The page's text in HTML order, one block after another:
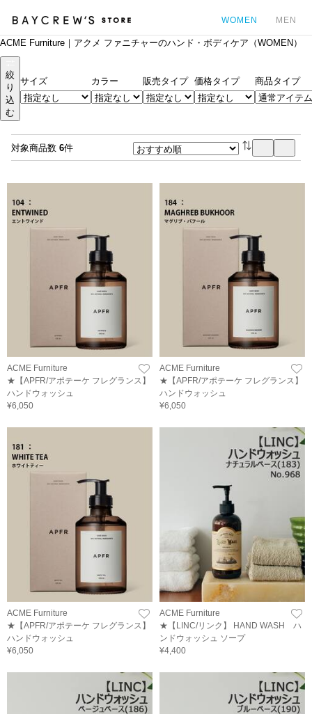
WOMEN MEN
ACME Furniture｜アクメ ファニチャーのハンド・ボディケア（WOMEN）
絞
り
込
む
サイズ カラー 販売タイプ 価格タイプ 商品タイプ
対象商品数 6件
ACME Furniture
★【APFR/アポテーケ フレグランス】
ハンドウォッシュ
¥6,050
ACME Furniture
★【APFR/アポテーケ フレグランス】
ハンドウォッシュ
¥6,050
ACME Furniture
★【APFR/アポテーケ フレグランス】
ハンドウォッシュ
¥6,050
ACME Furniture
★【LINC/リンク】 HAND WASH ハ
ンドウォッシュ ソープ
¥4,400